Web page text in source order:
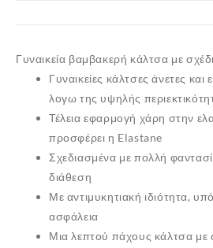
Γυναικεία βαμβακερή κάλτσα με
Γυναικείες κάλτσες άνετες και
λογω της υψηλής
Τέλεια εφαρμογή χάρη στην
προσφέρει η Elastane
Σχεδιασμένα με πολλή
διάθεση
Με αντιμυκητιακή ιδιότητα,
ασφάλεια
Μια λεπτού πάχους κάλτσα με